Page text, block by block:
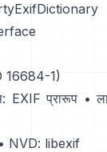
16684-1)
EXIF प्रारूप •
• NVD: libexif